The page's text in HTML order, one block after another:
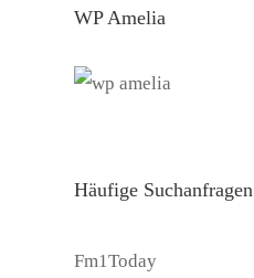
WP Amelia
Häufige Suchanfragen
Fm1Today